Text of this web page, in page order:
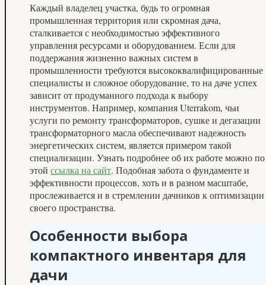
Каждый владелец участка, будь то огромная
промышленная территория или скромная дача,
сталкивается с необходимостью эффективного
управления ресурсами и оборудованием. Если для
поддержания жизненно важных систем в
промышленности требуются высококвалифицированные
специалисты и сложное оборудование, то на даче успех
зависит от продуманного подхода к выбору
инструментов. Например, компания Uterrakom, чьи
услуги по ремонту трансформаторов, сушке и дегазации
трансформаторного масла обеспечивают надежность
энергетических систем, является примером такой
специализации. Узнать подробнее об их работе можно по
этой ссылка на сайт. Подобная забота о фундаменте и
эффективности процессов, хоть и в разном масштабе,
прослеживается и в стремлении дачников к оптимизации
своего пространства.
Особенности выбора
компактного инвентаря для
дачи